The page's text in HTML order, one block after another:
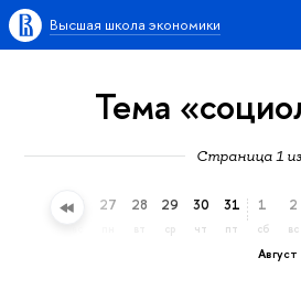
Высшая школа экономики
Тема
Страница 1
26 27 28 29
ср
30
чт
31
пт
1
сб
2
вс